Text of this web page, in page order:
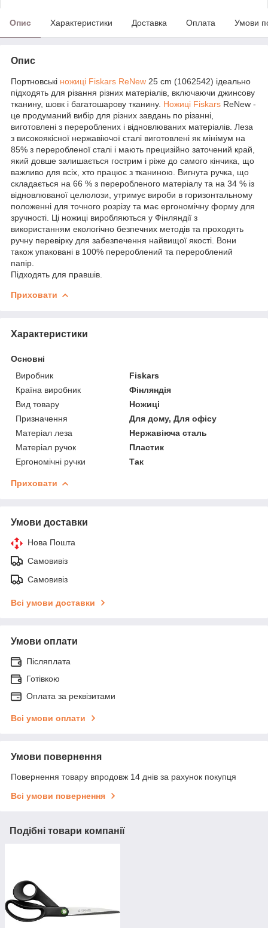
Опис Характеристики Доставка Оплата Умови
Опис
Портновські ножиці Fiskars ReNew 25 cm (1062542) ідеально
підходять для різання різних матеріалів, включаючи джинсову
тканину, шовк і багатошарову тканину. Ножиці Fiskars ReNew -
це продуманий вибір для різних завдань по різанні,
виготовлені з перероблених і відновлюваних матеріалів. Леза
з високоякісної нержавіючої сталі виготовлені як мінімум на
85% з переробленої сталі і мають прецизійно заточений край,
який довше залишається гострим і ріже до самого кінчика, що
важливо для всіх, хто працює з тканиною. Вигнута ручка, що
складається на 66 % з переробленого матеріалу та на 34 % із
відновлюваної целюлози, утримує вироби в горизонтальному
положенні для точного розрізу та має ергономічну форму для
зручності. Ці ножиці виробляються у Фінляндії з
використанням екологічно безпечних методів та проходять
ручну перевірку для забезпечення найвищої якості. Вони
також упаковані в 100% перероблений та перероблений
папір.
Підходять для правшів.
Приховати
Характеристики
Основні
Виробник
Fiskars
Країна виробник
Фінляндія
Вид товару
Ножиці
Призначення
Для дому, Для офісу
Матеріал леза
Нержавіюча сталь
Матеріал ручок
Пластик
Ергономічні ручки
Так
Приховати
Умови доставки
Нова Пошта
Самовивіз
Самовивіз
Всі умови доставки
Умови оплати
Післяплата
Готівкою
Оплата за реквізитами
Всі умови оплати
Умови повернення
Повернення товару впродовж 14 днів за рахунок покупця
Всі умови повернення
Подібні товари компанії